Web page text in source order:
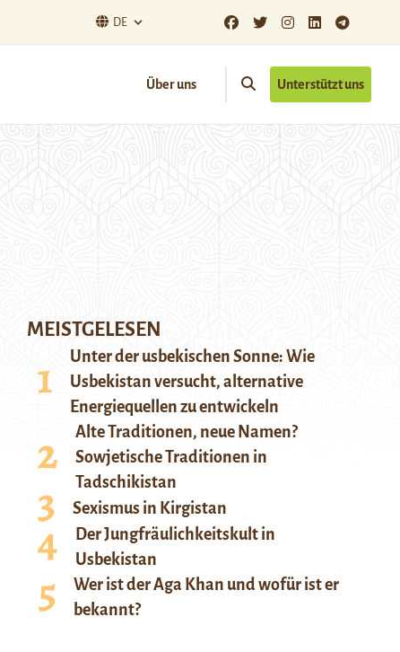
DE
Über uns Unterstützt uns
MEISTGELESEN
Unter der usbekischen Sonne: Wie
Usbekistan versucht, alternative
Energiequellen zu entwickeln
Alte Traditionen, neue Namen?
Sowjetische Traditionen in
Tadschikistan
Sexismus in Kirgistan
Der Jungfräulichkeitskult in
Usbekistan
Wer ist der Aga Khan und wofür ist er
bekannt?